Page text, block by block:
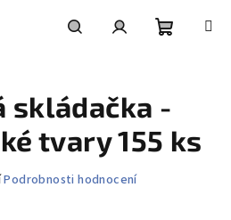
košík
skládačka -
tvary 155 ks
Podrobnosti hodnocení